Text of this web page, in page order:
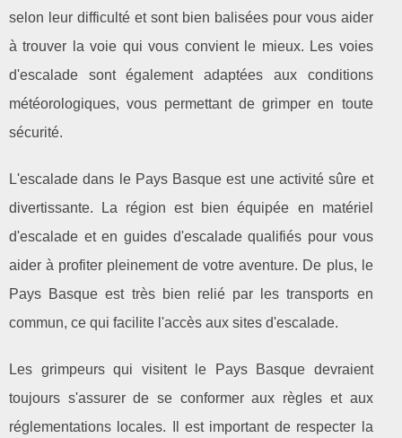
selon leur difficulté et sont bien balisées pour vous aider
à trouver la voie qui vous convient le mieux. Les voies
d'escalade sont également adaptées aux conditions
météorologiques, vous permettant de grimper en toute
sécurité.
L'escalade dans le Pays Basque est une activité sûre et
divertissante. La région est bien équipée en matériel
d'escalade et en guides d'escalade qualifiés pour vous
aider à profiter pleinement de votre aventure. De plus, le
Pays Basque est très bien relié par les transports en
commun, ce qui facilite l'accès aux sites d'escalade.
Les grimpeurs qui visitent le Pays Basque devraient
toujours s'assurer de se conformer aux règles et aux
réglementations locales. Il est important de respecter la